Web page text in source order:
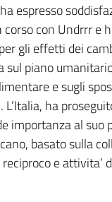
espresso
corso con Undrrr e
gli effetti dei
sul piano
e sugli
ha
importanza al suo
basato sulla
e attivita’